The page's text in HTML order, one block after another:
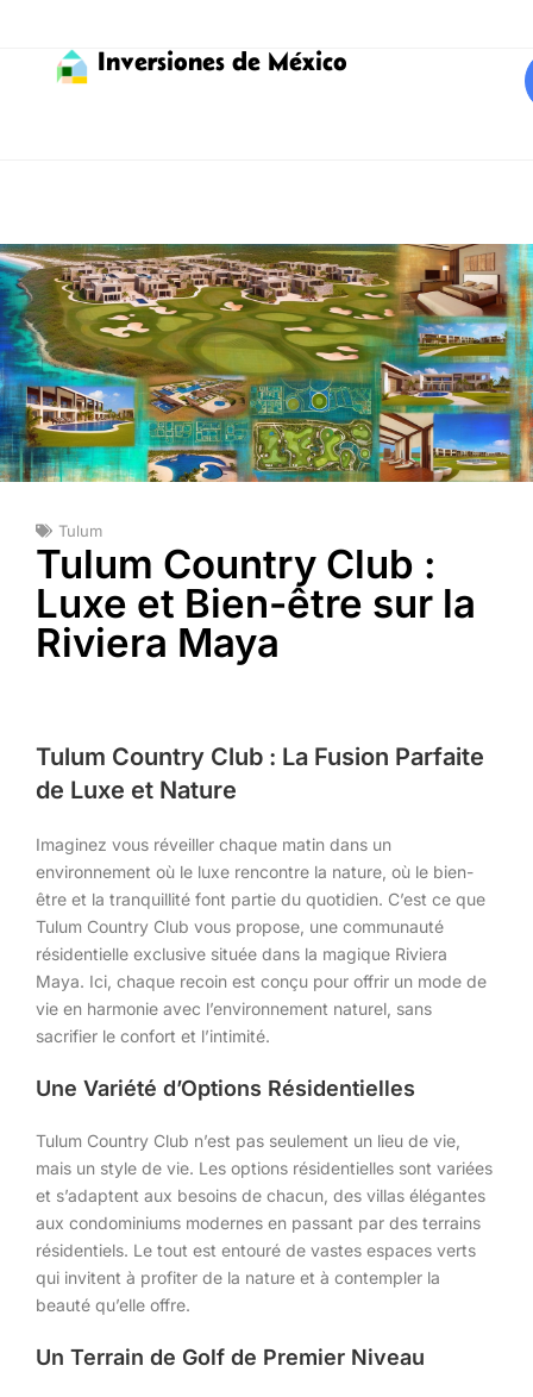
Inversiones de México
Tulum
Tulum Country Club :
Luxe et Bien-être sur la
Riviera Maya
Tulum Country Club : La Fusion Parfaite
de Luxe et Nature
Imaginez vous réveiller chaque matin dans un
environnement où le luxe rencontre la nature, où le bien-
être et la tranquillité font partie du quotidien. C’est ce que
Tulum Country Club vous propose, une communauté
résidentielle exclusive située dans la magique Riviera
Maya. Ici, chaque recoin est conçu pour offrir un mode de
vie en harmonie avec l’environnement naturel, sans
sacrifier le confort et l’intimité.
Une Variété d’Options Résidentielles
Tulum Country Club n’est pas seulement un lieu de vie,
mais un style de vie. Les options résidentielles sont variées
et s’adaptent aux besoins de chacun, des villas élégantes
aux condominiums modernes en passant par des terrains
résidentiels. Le tout est entouré de vastes espaces verts
qui invitent à profiter de la nature et à contempler la
beauté qu’elle offre.
Un Terrain de Golf de Premier Niveau